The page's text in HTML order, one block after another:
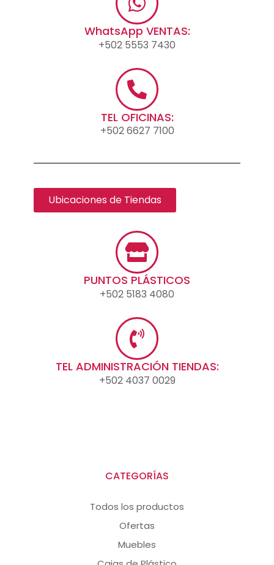
WhatsApp VENTAS:
+502 5553 7430
TEL OFICINAS:
+502 6627 7100
Ubicaciones de Tiendas
PUNTOS PLÁSTICOS
+502 5183 4080
TEL ADMINISTRACIÓN TIENDAS:
+502 4037 0029
CATEGORÍAS
Todos los productos
Ofertas
Muebles